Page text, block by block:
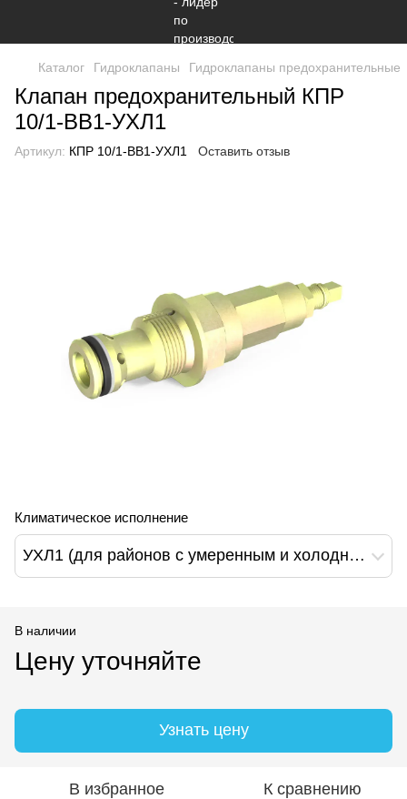
Каталог Гидроклапаны Гидроклапаны предохранительные
Клапан предохранительный КПР
10/1-ВВ1-УХЛ1
Артикул: КПР 10/1-ВВ1-УХЛ1 Оставить отзыв
Климатическое исполнение
УХЛ1 (для районов с умеренным и холодным климатом)
В наличии
Цену уточняйте
Узнать цену
В избранное К сравнению